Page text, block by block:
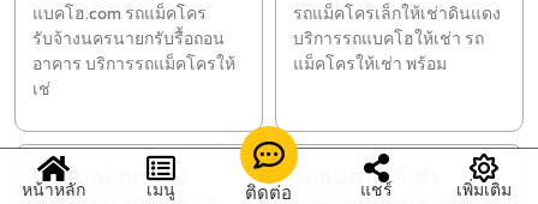
แบคโฮ.com รถแม็คโคร
รับจ้างนครนายกรับรื้อถอน
อาคาร บริการรถแม็คโครให้
เช่
รถแม็คโครเล็กให้เช่าดินแดง
บริการรถแบคโฮให้เช่า รถ
แม็คโครให้เช่า พร้อม
รับขุดลอกคลอง
รถแบคโฮให้เช่า
หน้าหลัก เมนู ติดต่อ แชร์ เพิ่มเติม